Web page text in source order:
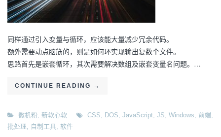
同样通过引入变量与循环，应该能大量减少冗余代码。
额外需要动点脑筋的，则是如何环实现输出复数个文件。
思路首先是嵌套循环，其次需要解决数组及嵌套变量名问题。…
CONTINUE READING →
微机粉, 新软心软 CSS, DOS, JavaScript, JS, Windows, 前端,
批处理, 自制工具, 软件